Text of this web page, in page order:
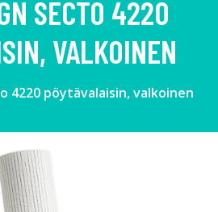
SECTO 4220
VALKOINEN
4220 pöytävalaisin, valkoinen